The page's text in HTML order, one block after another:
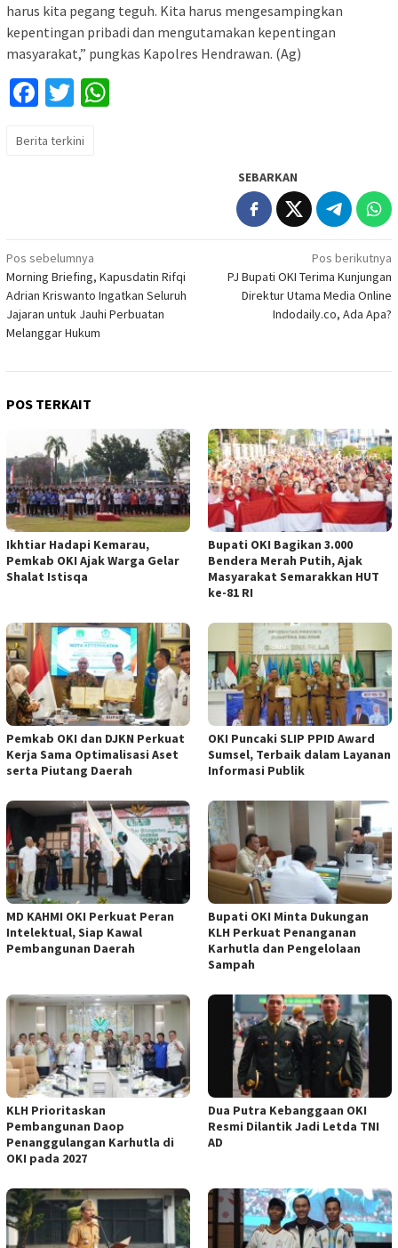
harus kita pegang teguh. Kita harus mengesampingkan
kepentingan pribadi dan mengutamakan kepentingan
masyarakat,” pungkas Kapolres Hendrawan. (Ag)
Facebook
Twitter
Berita terkini
SEBARKAN
Navigasi
pos
Pos sebelumnya
Morning Briefing, Kapusdatin Rifqi
Adrian Kriswanto Ingatkan Seluruh
Jajaran untuk Jauhi Perbuatan
Melanggar Hukum
Pos berikutnya
PJ Bupati OKI Terima Kunjungan
Direktur Utama Media Online
Indodaily.co, Ada Apa?
POS TERKAIT
Ikhtiar Hadapi Kemarau,
Pemkab OKI Ajak Warga Gelar
Shalat Istisqa
Bupati OKI Bagikan 3.000
Bendera Merah Putih, Ajak
Masyarakat Semarakkan HUT
ke-81 RI
Pemkab OKI dan DJKN Perkuat
Kerja Sama Optimalisasi Aset
serta Piutang Daerah
OKI Puncaki SLIP PPID Award
Sumsel, Terbaik dalam Layanan
Informasi Publik
MD KAHMI OKI Perkuat Peran
Intelektual, Siap Kawal
Pembangunan Daerah
Bupati OKI Minta Dukungan
KLH Perkuat Penanganan
Karhutla dan Pengelolaan
Sampah
KLH Prioritaskan
Pembangunan Daop
Penanggulangan Karhutla di
OKI pada 2027
Dua Putra Kebanggaan OKI
Resmi Dilantik Jadi Letda TNI
AD